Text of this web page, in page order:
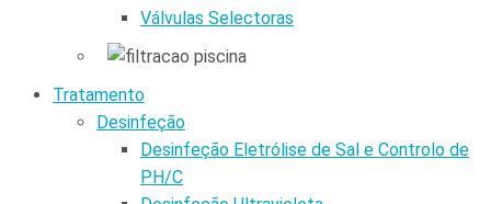
Válvulas Selectoras
Tratamento
Desinfeção
Desinfeção Eletrólise de Sal e Controlo de
PH/C